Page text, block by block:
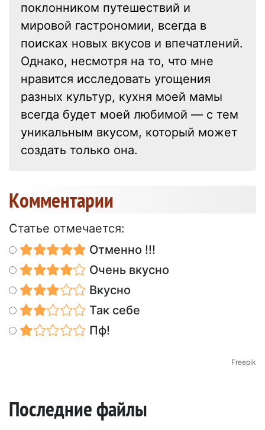
поклонником путешествий и
мировой гастрономии, всегда в
поисках новых вкусов и впечатлений.
Однако, несмотря на то, что мне
нравится исследовать угощения
разных культур, кухня моей мамы
всегда будет моей любимой — с тем
уникальным вкусом, который может
создать только она.
Kомментарии
Статье отмечается:
Отменно !!!
Очень вкусно
Вкусно
Так себе
Пф!
Freepik
Последние файлы